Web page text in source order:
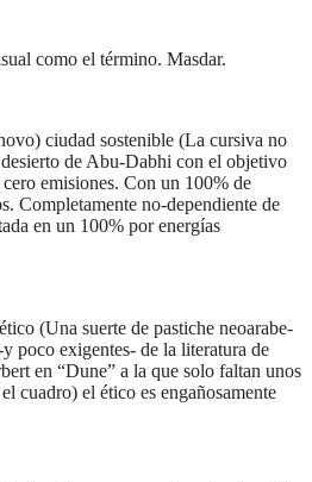
como el término. Masdar.
ciudad sostenible (La cursiva no
de Abu-Dabhi con el objetivo
emisiones. Con un 100% de
Completamente no-dependiente de
en un 100% por energías
(Una suerte de pastiche neoarabe-
poco exigentes- de la literatura de
en “Dune” a la que solo faltan unos
cuadro) el ético es engañosamente